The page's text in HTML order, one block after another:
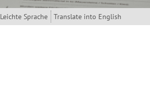
Leichte Sprache Translate into English